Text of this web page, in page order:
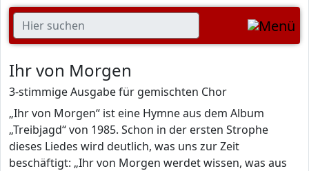
Ihr von Morgen
3-stimmige Ausgabe für gemischten Chor
„Ihr von Morgen“ ist eine Hymne aus dem Album
„Treibjagd“ von 1985. Schon in der ersten Strophe
dieses Liedes wird deutlich, was uns zur Zeit
beschäftigt: „Ihr von Morgen werdet wissen, was aus